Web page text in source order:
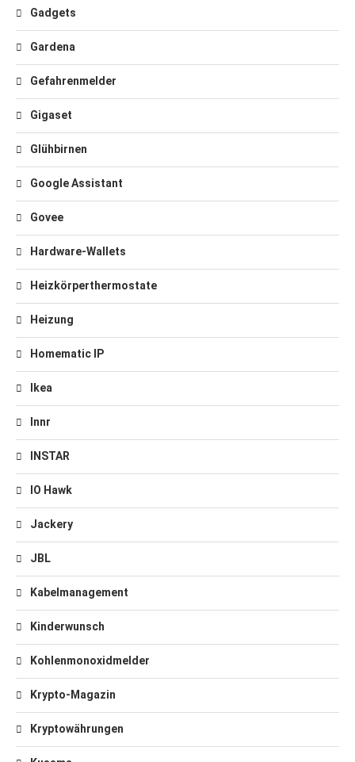
Gadgets
Gardena
Gefahrenmelder
Gigaset
Glühbirnen
Google Assistant
Govee
Hardware-Wallets
Heizkörperthermostate
Heizung
Homematic IP
Ikea
Innr
INSTAR
IO Hawk
Jackery
JBL
Kabelmanagement
Kinderwunsch
Kohlenmonoxidmelder
Krypto-Magazin
Kryptowährungen